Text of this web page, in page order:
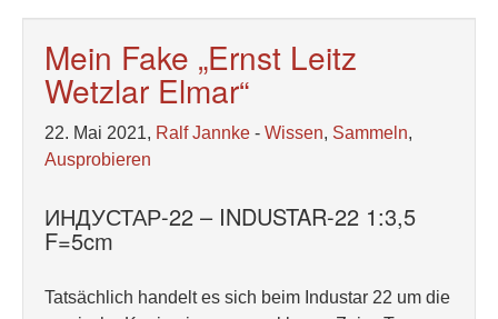
Mein Fake „Ernst Leitz
Wetzlar Elmar“
22. Mai 2021, Ralf Jannke - Wissen, Sammeln,
Ausprobieren
ИНДУСТАР-22 – INDUSTAR-22 1:3,5
F=5cm
Tatsächlich handelt es sich beim Industar 22 um die